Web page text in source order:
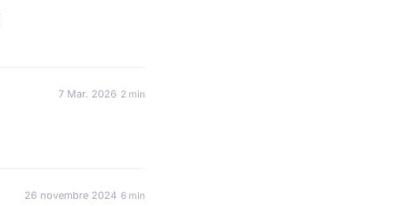
7 Mar. 2026 2 min
26 novembre 2024 6 min